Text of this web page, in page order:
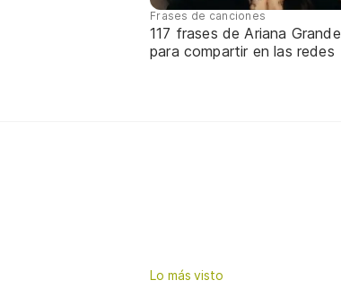
Frases de canciones
117 frases de Ariana Grande
para compartir en las redes
Lo más visto